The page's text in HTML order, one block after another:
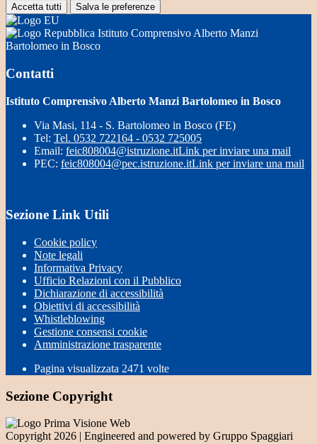
Accetta tutti Salva le preferenze
Istituto Comprensivo Alberto Manzi
Bartolomeo in Bosco
Contatti
Istituto Comprensivo Alberto Manzi Bartolomeo in Bosco
Via Masi, 114 - S. Bartolomeo in Bosco (FE)
Tel: Tel. 0532 722164 - 0532 725005
Email: feic808004@istruzione.itLink per inviare una mail
PEC: feic808004@pec.istruzione.itLink per inviare una mail
Sezione Link Utili
Cookie policy
Note legali
Informativa Privacy
Ufficio Relazioni con il Pubblico
Dichiarazione di accessibilità
Obiettivi di accessibilità
Whistleblowing
Gestione consensi cookie
Amministrazione trasparente
Pagina visualizzata 2471 volte
Sezione Copyright
Copyright 2026 | Engineered and powered by Gruppo Spaggiari